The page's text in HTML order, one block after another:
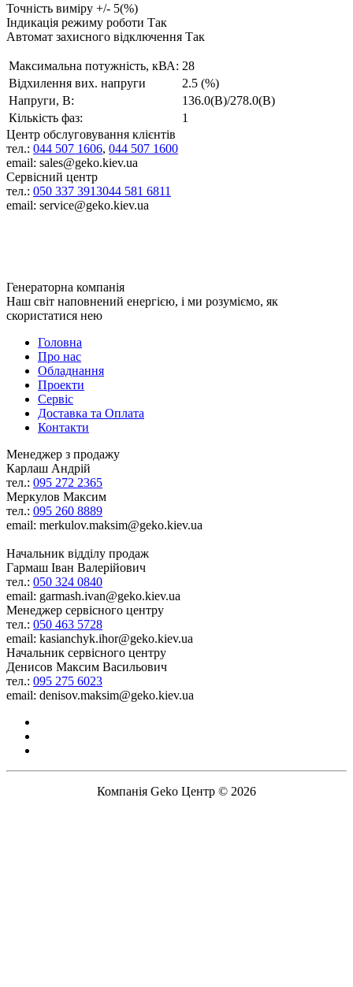
Точність виміру +/- 5(%)
Індикація режиму роботи Так
Автомат захисного відключення Так
Максимальна потужність, кВА: 28
Відхилення вих. напруги
2.5 (%)
Напруги, В:
136.0(В)/278.0(В)
Кількість фаз:
1
Центр обслуговування клієнтів
тел.: 044 507 1606, 044 507 1600
email: sales@geko.kiev.ua
Сервісний центр
тел.: 050 337 3913044 581 6811
email: service@geko.kiev.ua
Генераторна компанія
Наш світ наповнений енергією, і ми розуміємо, як
скористатися нею
Головна
Про нас
Обладнання
Проекти
Сервіс
Доставка та Оплата
Контакти
Менеджер з продажу
Карлаш Андрій
тел.: 095 272 2365
Меркулов Максим
тел.: 095 260 8889
email: merkulov.maksim@geko.kiev.ua
Начальник відділу продаж
Гармаш Іван Валерійович
тел.: 050 324 0840
email: garmash.ivan@geko.kiev.ua
Менеджер сервісного центру
тел.: 050 463 5728
email: kasianchyk.ihor@geko.kiev.ua
Начальник сервісного центру
Денисов Максим Васильович
тел.: 095 275 6023
email: denisov.maksim@geko.kiev.ua
Компанія Geko Центр © 2026